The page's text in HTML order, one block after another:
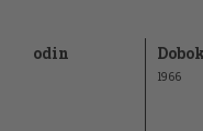
Rodin
1966